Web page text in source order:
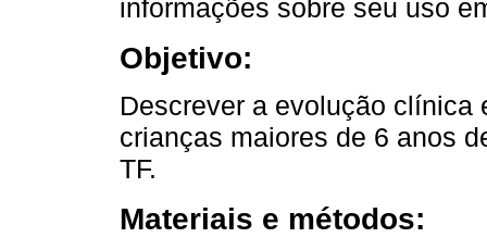
informações sobre seu uso
Objetivo:
Descrever a evolução clínica
crianças maiores de 6 anos
TF.
Materiais e métodos: